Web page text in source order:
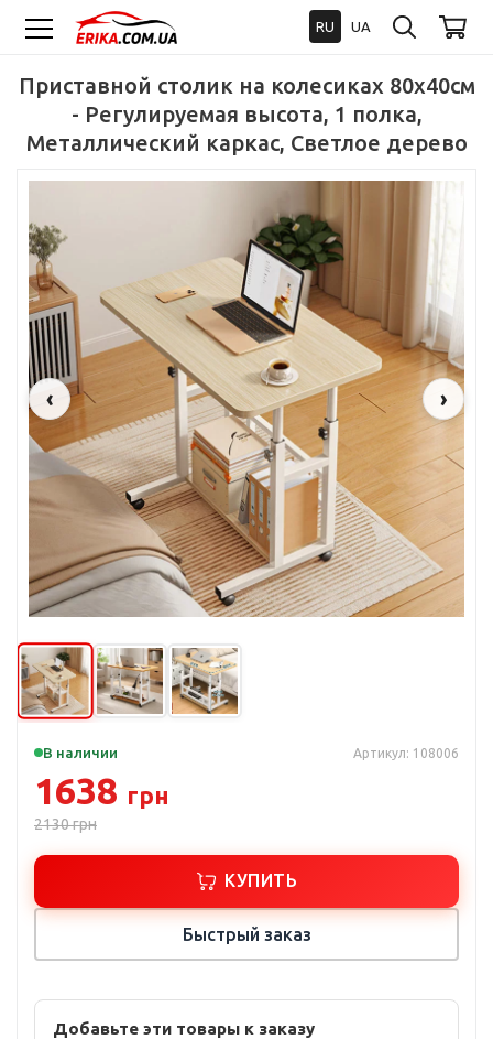
RU UA
Приставной столик на колесиках 80x40см
- Регулируемая высота, 1 полка,
Металлический каркас, Светлое дерево
‹ ›
В наличии Артикул: 108006
1638 грн
2130грн
КУПИТЬ
Быстрый заказ
Добавьте эти товары к заказу